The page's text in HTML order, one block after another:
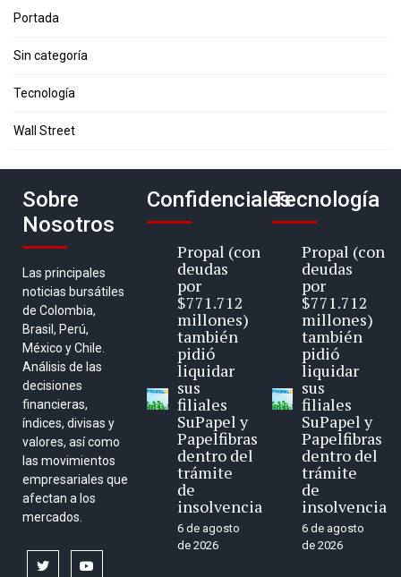
Portada
Sin categoría
Tecnología
Wall Street
Sobre
Nosotros
Las principales
noticias bursátiles
de Colombia,
Brasil, Perú,
México y Chile.
Análisis de las
decisiones
financieras,
índices, divisas y
valores, así como
las movimientos
empresariales que
afectan a los
mercados.
twitter
Confidenciales
Propal (con
deudas
por
$771.712
millones)
también
pidió
liquidar
sus
filiales
SuPapel y
Papelfibras
dentro del
trámite
de
insolvencia
6 de agosto
de 2026
Tecnología
Propal (con
deudas
por
$771.712
millones)
también
pidió
liquidar
sus
filiales
SuPapel y
Papelfibras
dentro del
trámite
de
insolvencia
6 de agosto
de 2026